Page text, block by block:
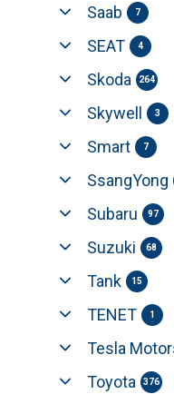
Saab 7
SEAT 4
Skoda 264
Skywell 3
Smart 7
SsangYong
Subaru 97
Suzuki 68
Tank 15
TENET 1
Tesla
Toyota 376